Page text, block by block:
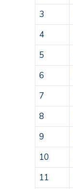
3
4
5
6
7
8
9
10
11